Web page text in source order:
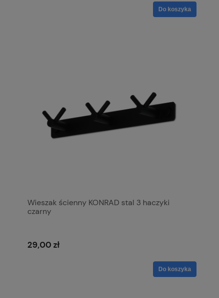
Do koszyka
Wieszak ścienny KONRAD stal 3 haczyki
czarny
29,00 zł
Do koszyka